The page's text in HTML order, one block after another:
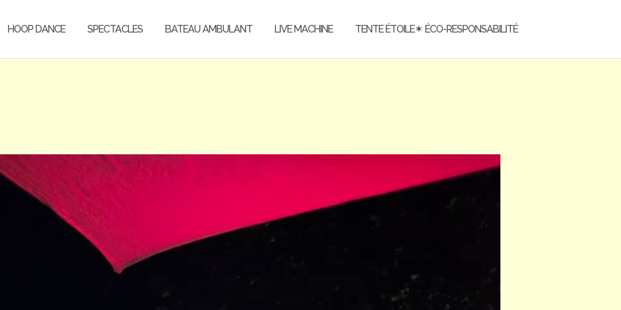
HOOP DANCE SPECTACLES BATEAU AMBULANT LIVE MACHINE TENTE ÉTOILE✶ ÉCO-RESPONSABILITÉ